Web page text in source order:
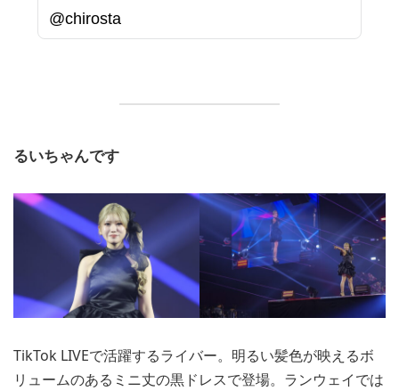
@chirosta
るいちゃんです
TikTok LIVEで活躍するライバー。明るい髪色が映えるボ
リュームのあるミニ丈の黒ドレスで登場。ランウェイでは